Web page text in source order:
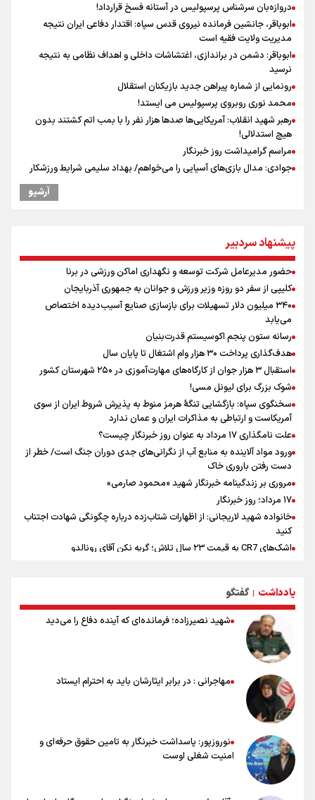
دروازه‌بان سرشناس پرسپولیس در آستانه فسخ قرارداد!
ابوباقر، جانشین فرمانده نیروی قدس سپاه: اقتدار دفاعی ایران نتیجه
مدیریت ولایت فقیه است
ابوباقر: دشمن در براندازی، اغتشاشات داخلی و اهداف نظامی به نتیجه
نرسید
رونمایی از شماره پیراهن جدید بازیکنان استقلال
محمد نوری روبروی پرسپولیس می ایستد!
رهبر شهید انقلاب: آمریکایی‌ها صدها هزار نفر را با بمب اتم کشتند بدون
هیچ استدلالی!
مراسم گرامیداشت روز خبرنگار
جوادی: مدال بازی‌های آسیایی را می‌خواهم/ بهداد سلیمی شرایط ورزشکار
آمریکاست و ارتباطی به مذاکرات ایران و عمان ندارد
ونس: در حال کار بر روی ایجاد یک سیستم ناوبری امن هستیم
علی‌نژاد در مراسم انجمن ورزشی نویسان در روز خبرنگار : رسانه‌های خبری
در سال گذشته تا به امروز اتفاقات بزرگی را رقم زدند
سیدمناف هاشمی در مراسم انجمن ورزشی نویسان : قدردان زحمات اهالی
رسانه به ویژه ورزشی نویسان هستیم
فوران یک آتشفشان قدرتمند در جنوب غربی کلمبیا
آرشیو
پیشنهاد سردبیر
حضور مدیرعامل شرکت توسعه و نگهداری اماکن ورزشی در برنا
کلیپی از سفر دو روزه وزیر ورزش و جوانان به جمهوری آذربایجان
۳۴۰ میلیون دلار تسهیلات برای بازسازی صنایع آسیب‌دیده اختصاص
می‌یابد
رسانه ستون پنجم اکوسیستم قدرت‌بنیان
هدف‌گذاری پرداخت ۳۰ هزار وام اشتغال تا پایان سال
استقبال ۳ هزار جوان از کارگاه‌های مهارت‌آموزی در ۲۵۰ شهرستان کشور
شوک بزرگ برای لیونل مسی!
سخنگوی سپاه: بازگشایی تنگۀ هرمز منوط به پذیرش شروط ایران از سوی
آمریکاست و ارتباطی به مذاکرات ایران و عمان ندارد
علت نامگذاری ۱۷ مرداد به عنوان روز خبرنگار چیست؟
ورود مواد آلاینده به منابع آب از نگرانی‌های جدی دوران جنگ است/ خطر از
دست رفتن باروری خاک
مروری بر زندگینامه خبرنگار شهید «محمود صارمی»
۱۷ مرداد؛ روز خبرنگار
خانواده شهید لاریجانی: از اظهارات شتاب‌زده درباره چگونگی شهادت اجتناب
کنید
اشک‌های CR7 به قیمت ۲۳ سال تلاش؛ گریه نکن آقای رونالدو
تلاش مدام برای زنده نگه داشتن هنر ایرانی
نصرتی: پاسخ بیرانوند سنخیتی با صحبت‌های علی دایی نداشت/
ملی‌پوشان نباید از خودشان تعریف کنند!
خلعتبری: جای دو سه نفر در جام جهانی خالی بود/ تیم ملی نیاز به تغییر
نسل دارد/ دوست دارم آرژانتین قهرمان شود
شاهرخی: اندازه داشته‌هایمان از بازار جام جهانی برداشت کردیم/ دودستی
سرنوشت صعود را به تیم‌های دیگر سپردیم
عالمی: جام جهانی از مرحله حذفی جان گرفت/ درباره شیوه بازی تیم ملی
نقد وجود دارد
یادداشت | گفتگو
شهید نصیرزاده؛ فرمانده‌ای که آینده دفاع را می‌دید
مهاجرانی : در برابر ایثارشان باید به احترام ایستاد
نوروزپور: پاسداشت خبرنگار به تامین حقوق حرفه‌ای و
امنیت شغلی اوست